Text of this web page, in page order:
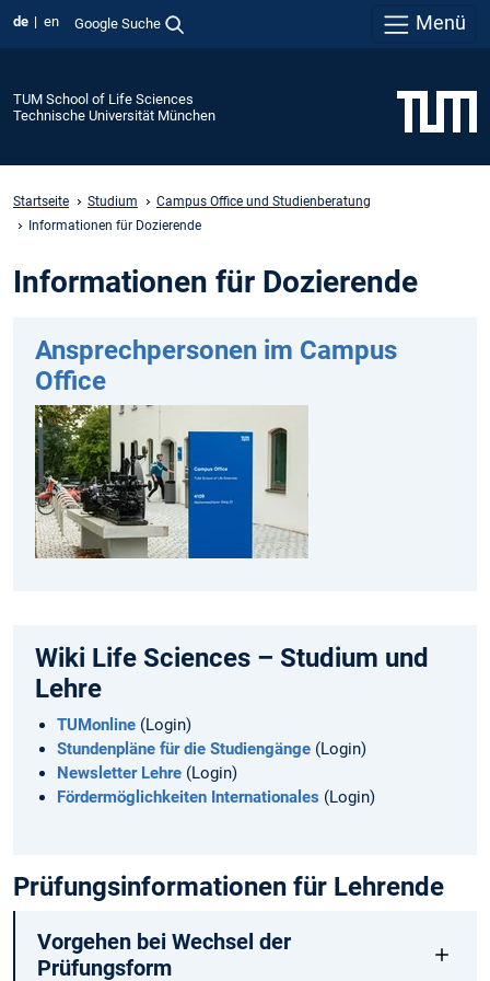
de en Google Suche Menü
TUM School of Life Sciences
Technische Universität München
Startseite Studium
Campus Office und Studienberatung
Informationen für Dozierende
Informationen für Dozierende
Ansprechpersonen im Campus
Office
Wiki Life Sciences – Studium und
Lehre
TUMonline (Login)
Stundenpläne für die Studiengänge (Login)
Newsletter Lehre (Login)
Fördermöglichkeiten Internationales (Login)
Prüfungsinformationen für Lehrende
Vorgehen bei Wechsel der
Prüfungsform